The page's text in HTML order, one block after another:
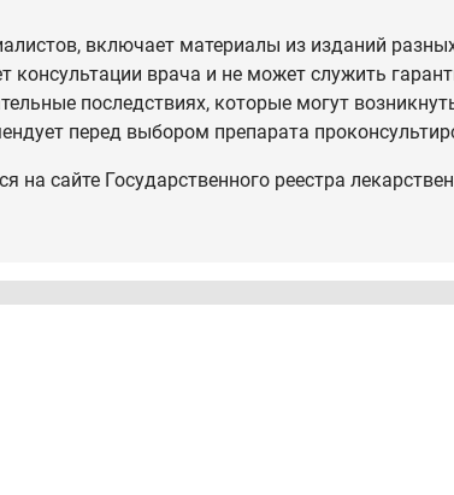
включает материалы из изданий
врача и не может служить
последствиях, которые могут
перед выбором препарата
сайте Государственного реестра